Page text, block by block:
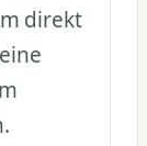
direkt